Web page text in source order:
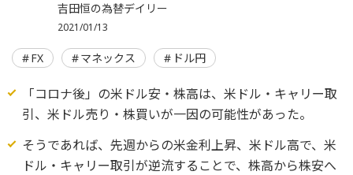
吉田恒の為替デイリー
2021/01/13
FX マネックス ドル円
「コロナ後」の米ドル安・株高は、米ドル・キャリー取
引、米ドル売り・株買いが一因の可能性があった。
そうであれば、先週からの米金利上昇、米ドル高で、米
ドル・キャリー取引が逆流することで、株高から株安へ